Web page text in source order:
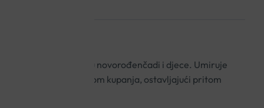
čisti lice, tijelo i kosu novorođenčadi i djece. Umiruje
koja se gubi prilikom kupanja, ostavljajući pritom